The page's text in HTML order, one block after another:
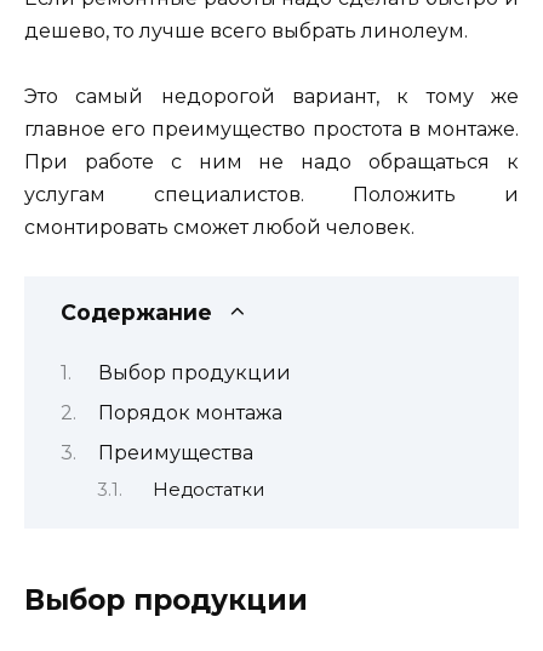
дешево, то лучше всего выбрать линолеум.
Это самый недорогой вариант, к тому же
главное его преимущество простота в монтаже.
При работе с ним не надо обращаться к
услугам специалистов. Положить и
смонтировать сможет любой человек.
Содержание
Выбор продукции
Порядок монтажа
Преимущества
Недостатки
Выбор продукции